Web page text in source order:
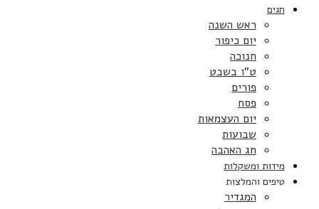
חגים
ראש השנה
יום כיפור
חנוכה
ט”ו בשבט
פורים
פסח
יום העצמאות
שבועות
חג האהבה
מידות ומשקלות
טיפים והמלצות
המגדיר